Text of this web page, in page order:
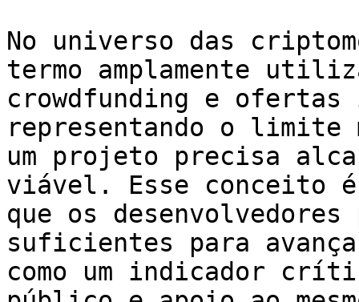
No universo das
termo amplamente
crowdfunding e
representando o limite
um projeto precisa
viável. Esse conceito
que os desenvolvedores
suficientes para
como um indicador